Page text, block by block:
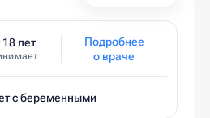
18 лет
Подробнее
о враче
с беременными